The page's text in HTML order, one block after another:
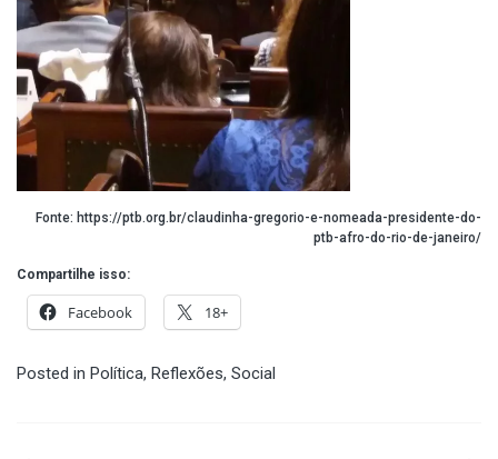
Fonte: https://ptb.org.br/claudinha-gregorio-e-nomeada-presidente-do-
ptb-afro-do-rio-de-janeiro/
Compartilhe isso:
Facebook 18+
Posted in Política, Reflexões, Social